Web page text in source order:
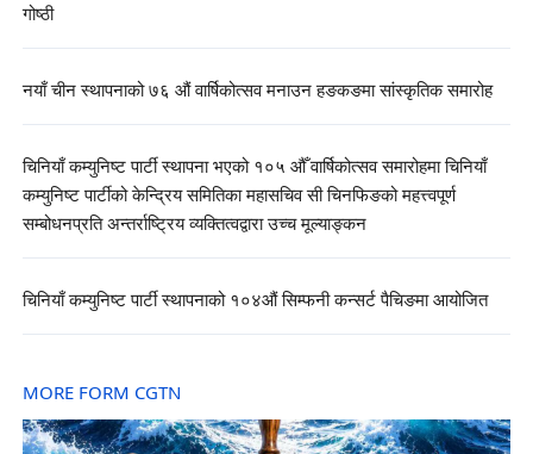
गोष्ठी
नयाँ चीन स्थापनाको ७६ औं वार्षिकोत्सव मनाउन हङकङमा सांस्कृतिक समारोह
चिनियाँ कम्युनिष्ट पार्टी स्थापना भएको १०५ औँ वार्षिकोत्सव समारोहमा चिनियाँ
कम्युनिष्ट पार्टीको केन्द्रिय समितिका महासचिव सी चिनफिङको महत्त्वपूर्ण
सम्बोधनप्रति अन्तर्राष्ट्रिय व्यक्तित्वद्वारा उच्च मूल्याङ्कन
चिनियाँ कम्युनिष्ट पार्टी स्थापनाको १०४औं सिम्फनी कन्सर्ट पैचिङमा आयोजित
MORE FORM CGTN